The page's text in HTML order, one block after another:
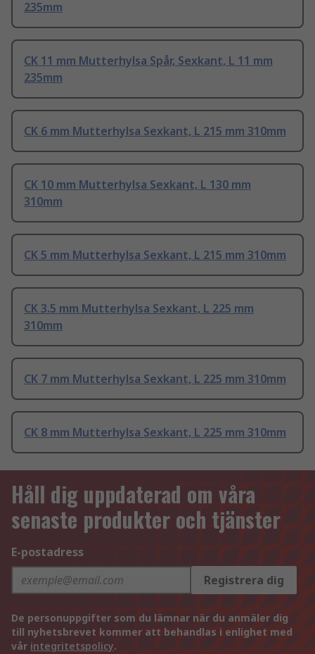
235mm
CK 11 mm Mutterhylsa Spår, Sexkant, L 11 mm
235mm
CK 6 mm Mutterhylsa Sexkant, L 215 mm 310mm
CK 10 mm Mutterhylsa Sexkant, L 130 mm
310mm
CK 5 mm Mutterhylsa Sexkant, L 215 mm 310mm
CK 3.5 mm Mutterhylsa Sexkant, L 225 mm
310mm
CK 7 mm Mutterhylsa Sexkant, L 225 mm 310mm
CK 8 mm Mutterhylsa Sexkant, L 225 mm 310mm
Håll dig uppdaterad om våra
senaste produkter och tjänster
E-postadress
Registrera dig
De personuppgifter som du lämnar när du anmäler dig
till nyhetsbrevet kommer att behandlas i enlighet med
vår integritetspolicy.